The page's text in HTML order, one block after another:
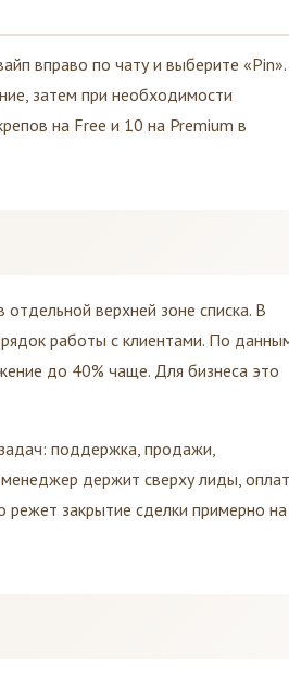
вправо по чату и выберите «Pin».
затем при необходимости
на Free и 10 на Premium в
верхней зоне списка. В
работы с клиентами. По данным
до 40% чаще. Для бизнеса это
поддержка, продажи,
держит сверху лиды, оплату
закрытие сделки примерно на